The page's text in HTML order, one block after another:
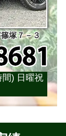
塚７－３
) 日曜祝